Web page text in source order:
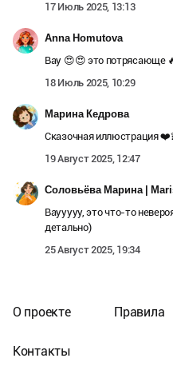
17 Июль 2025, 13:13
Anna Homutova
Вау 😍😍 это потрясающе
18 Июль 2025, 10:29
Марина Кедрова
Сказочная иллюстрация
19 Август 2025, 12:47
Соловьёва Марина |
Ваууууу, это что-то
детально)
25 Август 2025, 19:34
О проекте Правила
Контакты